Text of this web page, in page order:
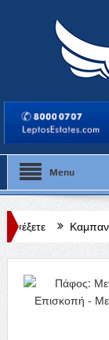
Menu
από τους